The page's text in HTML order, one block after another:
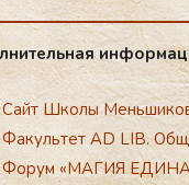
Сайт Школы
Факультет AD LIB.
Форум «МАГИЯ